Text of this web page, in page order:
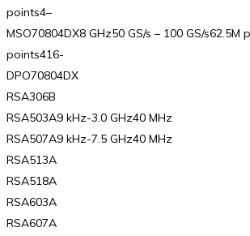
points4–
MSO70804DX8 GHz50 GS/s – 100 GS/s62.5M
points416-
DPO70804DX
RSA306B
RSA503A9 kHz-3.0 GHz40 MHz
RSA507A9 kHz-7.5 GHz40 MHz
RSA513A
RSA518A
RSA603A
RSA607A